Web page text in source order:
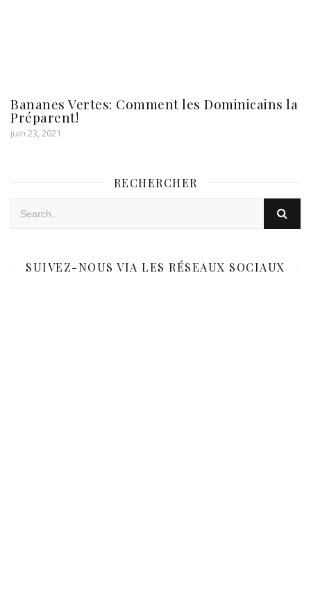
Bananes Vertes: Comment les Dominicains la
Préparent!
juin 23, 2021
RECHERCHER
SUIVEZ-NOUS VIA LES RÉSEAUX SOCIAUX